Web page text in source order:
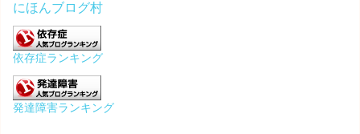
にほんブログ村
依存症ランキング
発達障害ランキング